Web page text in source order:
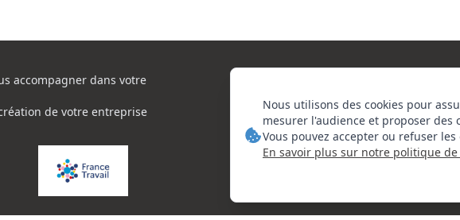
Nous utilisons des cookies pour
mesurer l'audience et proposer des
Vous pouvez accepter ou refuser
En savoir plus sur notre politique
accompagner dans votre
de votre entreprise